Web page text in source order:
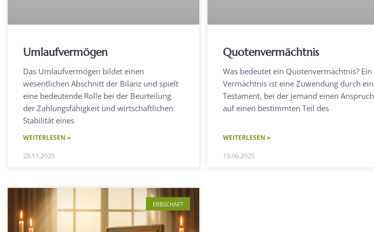
Umlaufvermögen
Das Umlaufvermögen bildet einen
wesentlichen Abschnitt der Bilanz und spielt
eine bedeutende Rolle bei der Beurteilung
der Zahlungsfähigkeit und wirtschaftlichen
Stabilität eines
WEITERLESEN »
28.11.2025
Quotenvermächtnis
Was bedeutet ein Quotenvermächtnis? Ein
Vermächtnis ist eine Zuwendung durch ein
Testament, bei der jemand einen Anspruch
auf einen bestimmten Teil des
WEITERLESEN »
13.06.2025
ERBSCHAFT